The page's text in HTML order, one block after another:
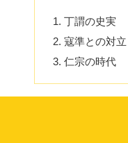
丁謂の史実
寇準との対立
仁宗の時代